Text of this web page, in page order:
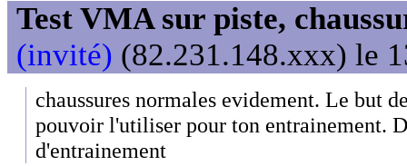
Test VMA sur piste,
(invité) (82.231.148.xxx) le
chaussures normales evidement. Le but
pouvoir l'utiliser pour ton entrainement.
d'entrainement